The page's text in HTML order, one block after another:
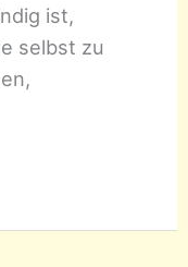
ist,
selbst zu